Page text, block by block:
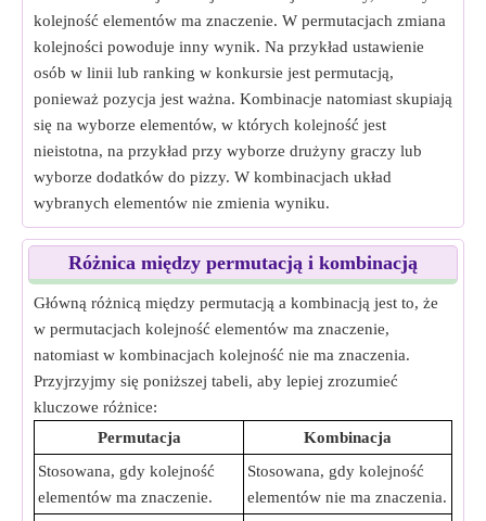
kolejność elementów ma znaczenie. W permutacjach zmiana
kolejności powoduje inny wynik. Na przykład ustawienie
osób w linii lub ranking w konkursie jest permutacją,
ponieważ pozycja jest ważna. Kombinacje natomiast skupiają
się na wyborze elementów, w których kolejność jest
nieistotna, na przykład przy wyborze drużyny graczy lub
wyborze dodatków do pizzy. W kombinacjach układ
wybranych elementów nie zmienia wyniku.
Różnica między permutacją i kombinacją
Główną różnicą między permutacją a kombinacją jest to, że
w permutacjach kolejność elementów ma znaczenie,
natomiast w kombinacjach kolejność nie ma znaczenia.
Przyjrzyjmy się poniższej tabeli, aby lepiej zrozumieć
kluczowe różnice:
Permutacja
Kombinacja
Stosowana, gdy kolejność
elementów ma znaczenie.
Stosowana, gdy kolejność
elementów nie ma znaczenia.